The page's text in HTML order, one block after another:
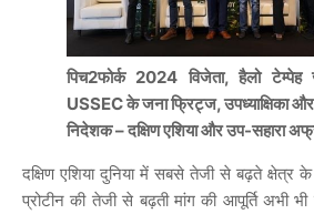
पिच2फोर्क 2024 विजेता, हैलो
USSEC के जना फ्रिट्ज, उपध्याक्षिका और
निदेशक – दक्षिण एशिया और उप-सहारा
दक्षिण एशिया दुनिया में सबसे तेजी से बढ़ते
प्रोटीन की तेजी से बढ़ती मांग की आपूर्ति अभी भी